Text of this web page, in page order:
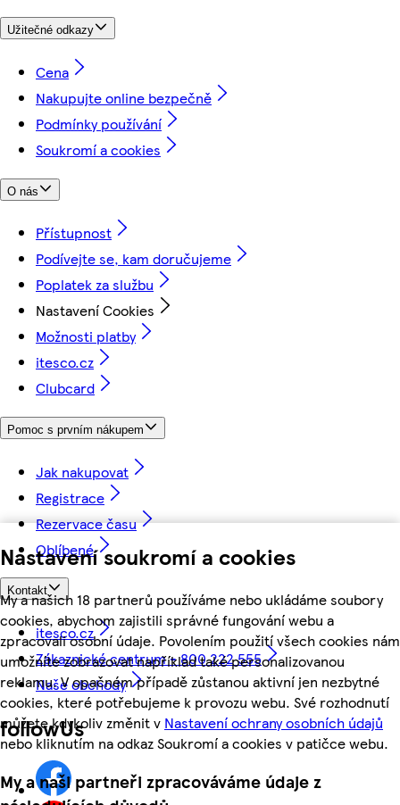
Nastavení soukromí a cookies
My a našich 18 partnerů používáme nebo ukládáme soubory
cookies, abychom zajistili správné fungování webu a
zpracovali osobní údaje. Povolením použití všech cookies nám
umožníte zobrazovat například také personalizovanou
reklamu. V opačném případě zůstanou aktivní jen nezbytné
cookies, které potřebujeme k provozu webu. Své rozhodnutí
můžete kdykoliv změnit v Nastavení ochrany osobních údajů
nebo kliknutím na odkaz Soukromí a cookies v patičce webu.
My a naši partneři zpracováváme údaje z
Užitečné odkazy
Cena
Nakupujte online bezpečně
Podmínky používání
Soukromí a cookies
O nás
Přístupnost
Podívejte se, kam doručujeme
Poplatek za službu
Nastavení Cookies
Možnosti platby
itesco.cz
Clubcard
Pomoc s prvním nákupem
Jak nakupovat
Registrace
Rezervace času
Oblíbené
Kontakt
itesco.cz
Zákaznické centrum - 800 222 555
Naše obchody
followUs